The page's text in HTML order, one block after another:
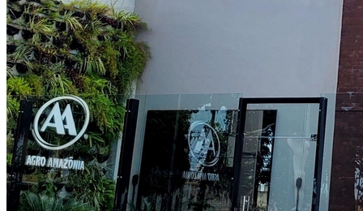
Internacional